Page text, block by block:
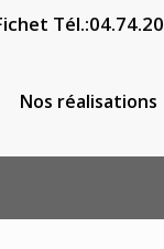
Tél.:
Nos réalisations